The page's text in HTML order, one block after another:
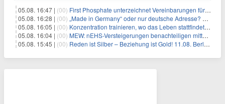
05.08. 16:47 | (00) First Phosphate unterzeichnet Vereinbarungen für nicht zu refundierende Zuwendungen in Höhe von 4,84 Mio. $ von der kanadischen Regierung für Straßeninfrastruktur und Stromübertragungsleitungen
05.08. 16:28 | (00) „Made in Germany“ oder nur deutsche Adresse? So erkennen Sie, wo Ihre Leiterplatten wirklich gefertigt werden
05.08. 16:05 | (00) Konzentration trainieren, wo das Leben stattfindet: Mobile EEG-Technologie bringt Neurofeedback in den Alltag
05.08. 16:04 | (00) MEW: nEHS-Versteigerungen benachteiligen mittelständische Unternehmen
05.08. 15:45 | (00) Reden ist Silber – Beziehung ist Gold! 11.08. Berlin – 18:30 Uhr